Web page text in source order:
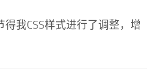
我CSS样式进行了调整，增